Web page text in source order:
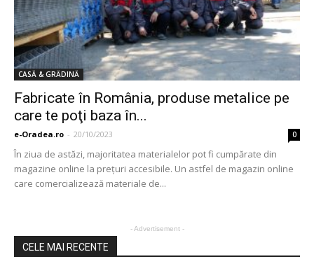
CASĂ & GRĂDINĂ
Fabricate în România, produse metalice pe
care te poţi baza în...
e-Oradea.ro - 20/10/2023 0
În ziua de astăzi, majoritatea materialelor pot fi cumpărate din
magazine online la prețuri accesibile. Un astfel de magazin online
care comercializează materiale de...
- Advertisement -
CELE MAI RECENTE